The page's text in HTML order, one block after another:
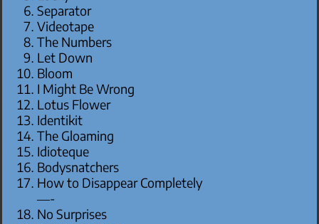
Separator
Videotape
The Numbers
Let Down
Bloom
I Might Be Wrong
Lotus Flower
Identikit
The Gloaming
Idioteque
Bodysnatchers
How to Disappear Completely
—-
No Surprises